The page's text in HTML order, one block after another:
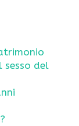
sesso del